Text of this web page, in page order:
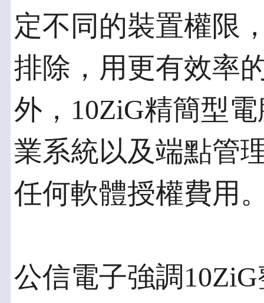
定不同的裝置權限
排除，用更有效率
外，10ZiG精簡型
業系統以及端點管
任何軟體授權費用
公信電子強調